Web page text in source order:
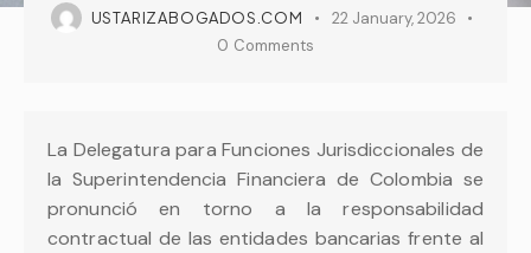
USTARIZABOGADOS.COM
22 January, 2026
0 Comments
La Delegatura para Funciones Jurisdiccionales de
la Superintendencia Financiera de Colombia se
pronunció en torno a la responsabilidad
contractual de las entidades bancarias frente al